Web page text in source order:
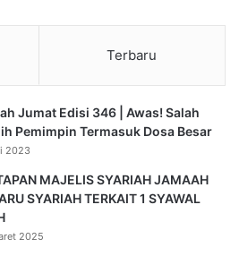
Terbaru
Jumat Edisi 346 | Awas! Salah
Pemimpin Termasuk Dosa Besar
2023
MAJELIS SYARIAH JAMAAH
SYARIAH TERKAIT 1 SYAWAL
2025